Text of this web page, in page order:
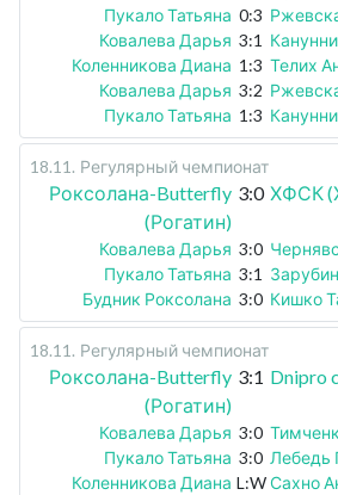
Пукало Татьяна 0:3
Ковалева Дарья 3:1
Коленникова Диана 1:3 Телих
Ковалева Дарья 3:2
Пукало Татьяна 1:3
18.11 . Регулярный чемпионат
Роксолана-Butterfly
(Рогатин)
3:0 ХФСК
Ковалева Дарья 3:0
Пукало Татьяна 3:1
Будник Роксолана 3:0 Кишко
18.11 . Регулярный чемпионат
Роксолана-Butterfly
(Рогатин)
3:1 Dnipro
Ковалева Дарья 3:0
Пукало Татьяна 3:0 Лебедь
Коленникова Диана L:W Сахно